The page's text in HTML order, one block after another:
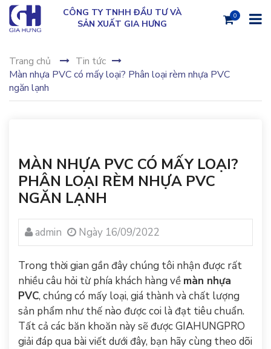
CÔNG TY TNHH ĐẦU TƯ VÀ
SẢN XUẤT GIA HƯNG
0
Trang chủ
Tin tức
Màn nhựa PVC có mấy loại? Phân loại rèm nhựa PVC
ngăn lạnh
MÀN NHỰA PVC CÓ MẤY LOẠI?
PHÂN LOẠI RÈM NHỰA PVC
NGĂN LẠNH
admin Ngày 16/09/2022
Trong thời gian gần đây chúng tôi nhận được rất
nhiều câu hỏi từ phía khách hàng về màn nhựa
PVC, chúng có mấy loại, giá thành và chất lượng
sản phẩm như thế nào được coi là đạt tiêu chuẩn.
Tất cả các băn khoăn này sẽ được GIAHUNGPRO
giải đáp qua bài viết dưới đây, bạn hãy cùng theo dõi